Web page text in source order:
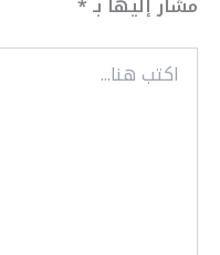
اكتب
هنا...